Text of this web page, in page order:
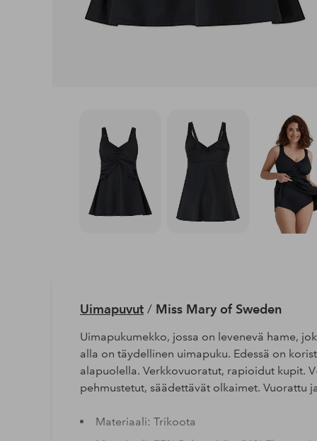
Uimapuvut/ Miss Mary of Sweden
Uimapukumekko, jossa on levenevä hame,
alla on täydellinen uimapuku. Edessä on
alapuolella. Verkkovuoratut, rapioidut kupit.
pehmustetut, säädettävät olkaimet. Vuorattu
Materiaali: Trikoota